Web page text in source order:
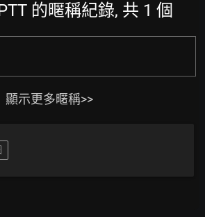
的暱稱紀錄, 共 1 個
顯示更多暱稱>>